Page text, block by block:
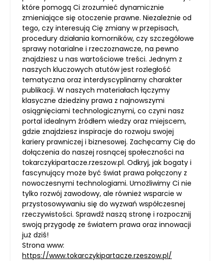
które pomogą Ci zrozumieć dynamicznie
zmieniające się otoczenie prawne. Niezależnie od
tego, czy interesują Cię zmiany w przepisach,
procedury działania komorników, czy szczegółowe
sprawy notarialne i rzeczoznawcze, na pewno
znajdziesz u nas wartościowe treści. Jednym z
naszych kluczowych atutów jest rozległość
tematyczna oraz interdyscyplinarny charakter
publikacji. W naszych materiałach łączymy
klasyczne dziedziny prawa z najnowszymi
osiągnięciami technologicznymi, co czyni nasz
portal idealnym źródłem wiedzy oraz miejscem,
gdzie znajdziesz inspiracje do rozwoju swojej
kariery prawniczej i biznesowej. Zachęcamy Cię do
dołączenia do naszej rosnącej społeczności na
tokarczykipartacze.rzeszow.pl. Odkryj, jak bogaty i
fascynujący może być świat prawa połączony z
nowoczesnymi technologiami. Umożliwimy Ci nie
tylko rozwój zawodowy, ale również wsparcie w
przystosowywaniu się do wyzwań współczesnej
rzeczywistości. Sprawdź naszą stronę i rozpocznij
swoją przygodę ze światem prawa oraz innowacji
już dziś!
Strona www:
https://www.tokarczykipartacze.rzeszow.pl/